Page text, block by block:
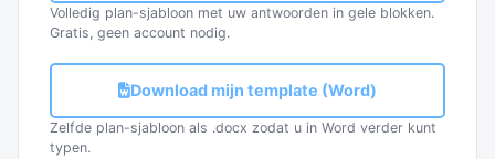
Volledig plan-sjabloon met uw antwoorden in gele blokken.
Gratis, geen account nodig.
Download mijn template (Word)
Zelfde plan-sjabloon als .docx zodat u in Word verder kunt
typen.